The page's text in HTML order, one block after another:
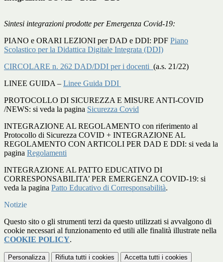
Sintesi integrazioni prodotte per Emergenza Covid-19:
PIANO e ORARI LEZIONI per DAD e DDI: PDF Piano
Scolastico per la Didattica Digitale Integrata (DDI)
CIRCOLARE n. 262 DAD/DDI per i docenti (a.s. 21/22)
LINEE GUIDA – Linee Guida DDI
PROTOCOLLO DI SICUREZZA E MISURE ANTI-COVID
/NEWS: si veda la pagina Sicurezza Covid
INTEGRAZIONE AL REGOLAMENTO con riferimento al
Protocollo di Sicurezza COVID + INTEGRAZIONE AL
REGOLAMENTO CON ARTICOLI PER DAD E DDI: si veda la
pagina Regolamenti
INTEGRAZIONE AL PATTO EDUCATIVO DI
CORRESPONSABILITA’ PER EMERGENZA COVID-19: si
veda la pagina Patto Educativo di Corresponsabilità.
Notizie
Questo sito o gli strumenti terzi da questo utilizzati si avvalgono di
cookie necessari al funzionamento ed utili alle finalità illustrate nella
COOKIE POLICY.
Personalizza Rifiuta tutti i cookies Accetta tutti i cookies